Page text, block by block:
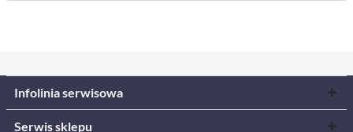
Infolinia serwisowa
Serwis sklepu